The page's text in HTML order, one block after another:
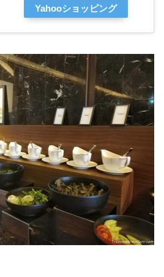
Yahooショッピング